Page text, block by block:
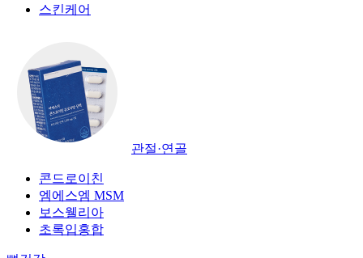
스킨케어
관절·연골
콘드로이친
엠에스엠 MSM
보스웰리아
초록입홍합